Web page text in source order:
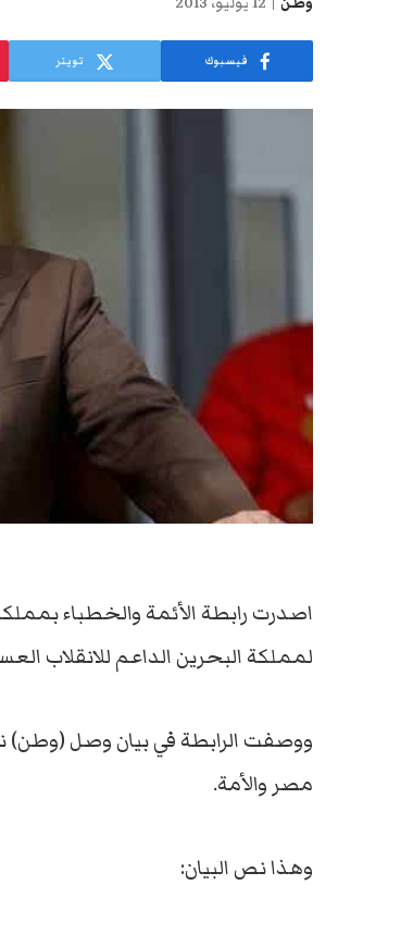
فيسبوك تويتر
اصدرت رابطة الأئمة والخطباء
لمملكة البحرين الداعم للانقلاب
ووصفت الرابطة في بيان وصل (وطن)
مصر والأمة.
وهذا نص البيان: